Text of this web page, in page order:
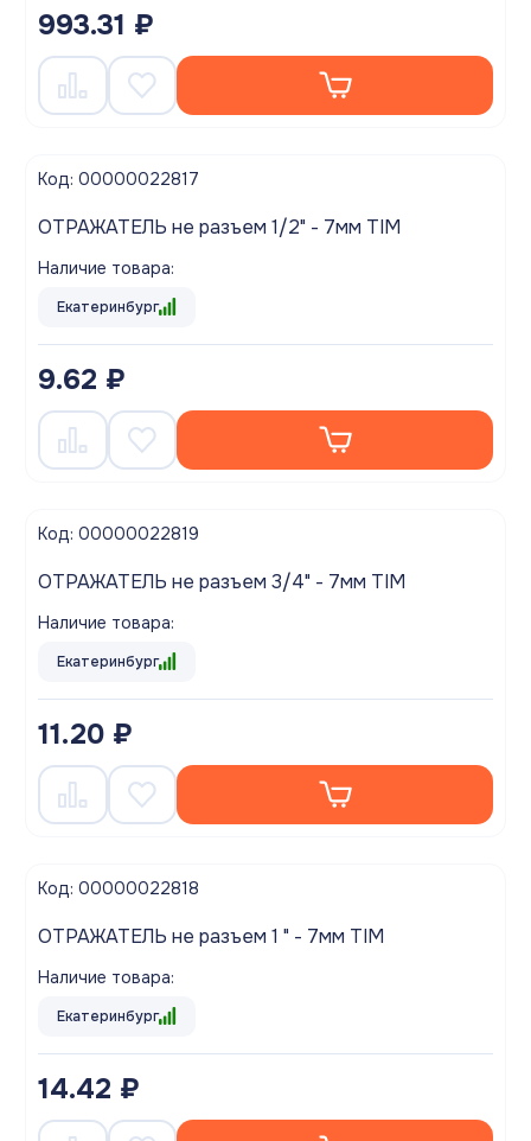
993.31 ₽
Код: 00000022817
ОТРАЖАТЕЛЬ не разъем 1/2" - 7мм TIM
Наличие товара:
Екатеринбург
9.62 ₽
Код: 00000022819
ОТРАЖАТЕЛЬ не разъем 3/4" - 7мм TIM
Наличие товара:
Екатеринбург
11.20 ₽
Код: 00000022818
ОТРАЖАТЕЛЬ не разъем 1 " - 7мм TIM
Наличие товара:
Екатеринбург
14.42 ₽